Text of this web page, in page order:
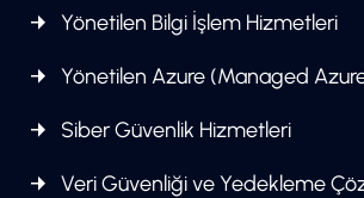
Yönetilen Bilgi İşlem Hizmetleri
Yönetilen Azure (Managed
Siber Güvenlik Hizmetleri
Veri Güvenliği ve Yedekleme